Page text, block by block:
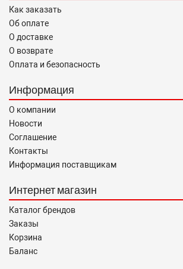
Как заказать
Об оплате
О доставке
О возврате
Оплата и безопасность
Информация
О компании
Новости
Соглашение
Контакты
Информация поставщикам
Интернет магазин
Каталог брендов
Заказы
Корзина
Баланс